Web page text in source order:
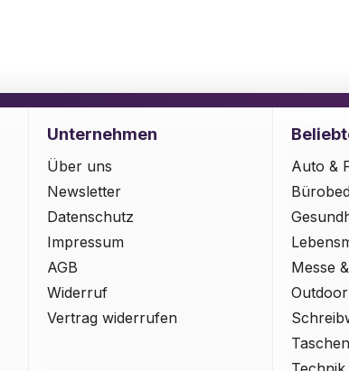
Unternehmen
Über uns
Newsletter
Datenschutz
Impressum
AGB
Widerruf
Vertrag widerrufen
Auto &
Messe